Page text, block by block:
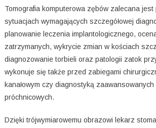
Tomografia komputerowa zębów zalecana
sytuacjach wymagających szczegółowej
planowanie leczenia implantologicznego,
zatrzymanych, wykrycie zmian w kościach
diagnozowanie torbieli oraz patologii zatok
wykonuje się także przed zabiegami
kanałowym czy diagnostyką zaawansowanych
próchnicowych.
Dzięki trójwymiarowemu obrazowi lekarz